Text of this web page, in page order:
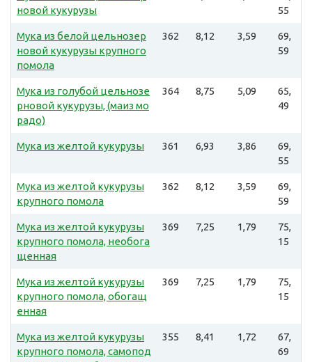
новой кукурузы
55
Мука из белой цельнозер
новой кукурузы крупного
помола
362 8,12 3,59
69,
59
Мука из голубой цельнозе
рновой кукурузы, (маиз мо
радо)
364 8,75 5,09
65,
49
Мука из желтой кукурузы 361 6,93 3,86
69,
55
Мука из желтой кукурузы
крупного помола
362 8,12 3,59
69,
59
Мука из желтой кукурузы
крупного помола, необога
щенная
369 7,25 1,79
75,
15
Мука из желтой кукурузы
крупного помола, обогащ
енная
369 7,25 1,79
75,
15
Мука из желтой кукурузы
крупного помола, самопод
355 8,41 1,72
67,
69